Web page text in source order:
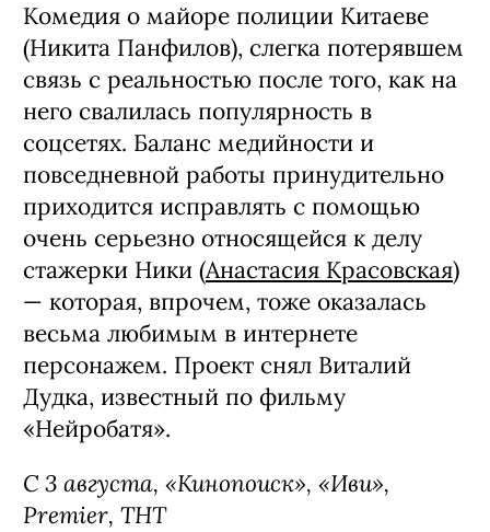
Комедия о майоре полиции Китаеве
(Никита Панфилов), слегка потерявшем
связь с реальностью после того, как на
него свалилась популярность в
соцсетях. Баланс медийности и
повседневной работы принудительно
приходится исправлять с помощью
очень серьезно относящейся к делу
стажерки Ники (Анастасия Красовская)
— которая, впрочем, тоже оказалась
весьма любимым в интернете
персонажем. Проект снял Виталий
Дудка, известный по фильму
«Нейробатя».
С 3 августа, «Кинопоиск», «Иви»,
Premier, ТНТ